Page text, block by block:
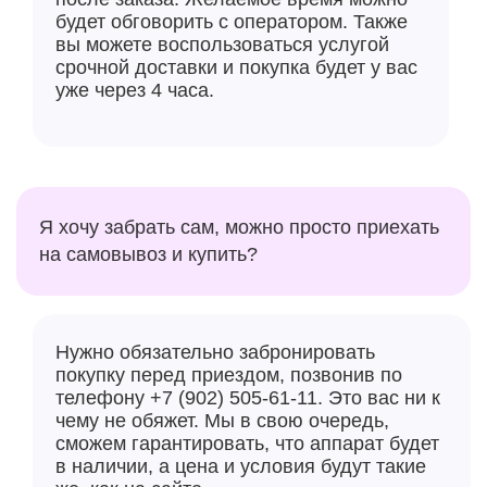
будет обговорить с оператором. Также
вы можете воспользоваться услугой
срочной доставки и покупка будет у вас
уже через 4 часа.
Я хочу забрать сам, можно просто приехать
на самовывоз и купить?
Нужно обязательно забронировать
покупку перед приездом, позвонив по
телефону +7 (902) 505-61-11. Это вас ни к
чему не обяжет. Мы в свою очередь,
сможем гарантировать, что аппарат будет
в наличии, а цена и условия будут такие